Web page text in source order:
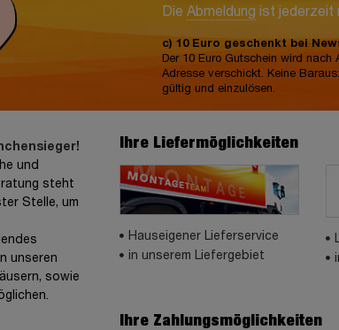
Die Abmeldung ist jederzeit
c) 10 Euro geschenkt bei
Der 10 Euro Gutschein wird
Adresse verschickt. Keine
gültig und einzulösen.
und
steht
Stelle, um
unseren
sowie
Ihre Liefermöglichkeiten
Hauseigener Lieferservice
in unserem Liefergebiet
Ihre Zahlungsmöglichkeiten